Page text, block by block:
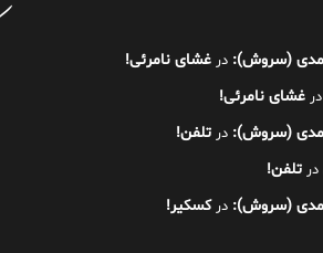
(سروش): درغشای نامرئی!
درغشای نامرئی!
(سروش): درتلفن!
درتلفن!
(سروش): درکسکیر!